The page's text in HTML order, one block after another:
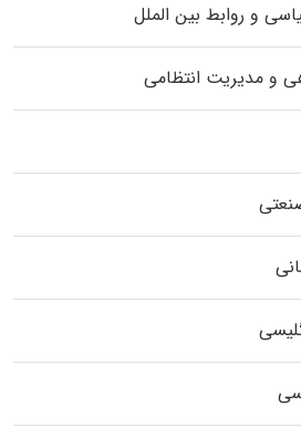
و روابط بین الملل
و مدیریت انتظامی